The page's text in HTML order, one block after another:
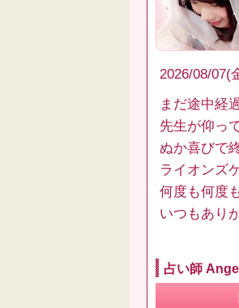
2026/08/07(
まだ途中経
先生が仰っ
ぬか喜びで
ライオンズ
何度も何度
いつもあり
占い師